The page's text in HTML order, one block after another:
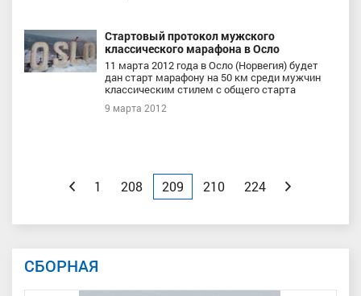
Стартовый протокол мужского
классического марафона в Осло
11 марта 2012 года в Осло (Норвегия) будет
дан старт марафону на 50 км среди мужчин
классическим стилем с общего старта
9 марта 2012
Назад
1 208 209 210 224 Вперед
СБОРНАЯ